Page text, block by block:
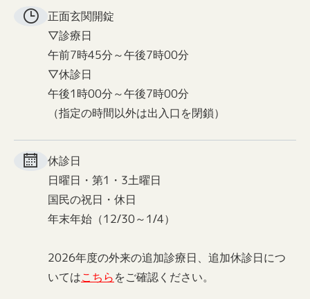
正面玄関開錠
▽診療日
午前7時45分～午後7時00分
▽休診日
午後1時00分～午後7時00分
（指定の時間以外は出入口を閉鎖）
休診日
日曜日・第1・3土曜日
国民の祝日・休日
年末年始（12/30～1/4）
2026年度の外来の追加診療日、追加休診日につ
いてはこちらをご確認ください。